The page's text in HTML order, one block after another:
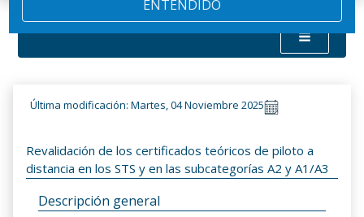
ENTENDIDO
Última modificación: Martes, 04 Noviembre 2025
Revalidación de los certificados teóricos de piloto a
distancia en los STS y en las subcategorías A2 y A1/A3
Descripción general